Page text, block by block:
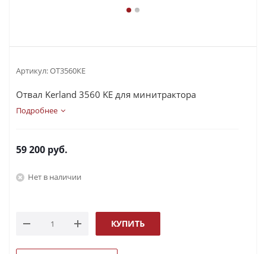
Артикул:ОТ3560КЕ
Отвал Kerland 3560 KE для минитрактора
Подробнее
59 200 руб.
Нет в наличии
КУПИТЬ